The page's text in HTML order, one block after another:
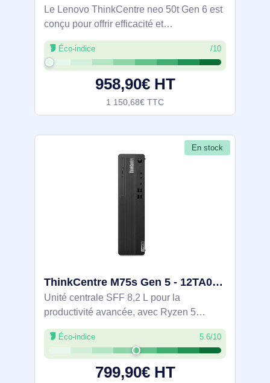
Le Lenovo ThinkCentre neo 50t Gen 6 est
conçu pour offrir efficacité et
performances. Équipé d'un processeur
Intel Core Ultra 5 à 10 cœurs, il atteint une
vitesse maximale de 4,9 GHz, ce qui
Éco-indice /10
958,90€ HT
1 150,68€ TTC
En stock
ThinkCentre M75s Gen 5 - 12TA005JFR
Unité centrale SFF 8,2 L pour la
productivité avancée, avec Ryzen 5
8500G 6 cœurs/12 threads 3,5–5 GHz, 16
Go DDR5‑5200 et SSD NVMe PCIe 4.0
512 Go. Radeon 740M intégrée, jusqu’à 4
écrans via HDMI
Éco-indice 5.6/10
799,90€ HT